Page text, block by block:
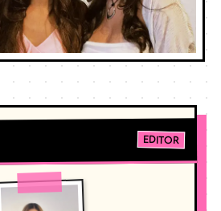
Editor